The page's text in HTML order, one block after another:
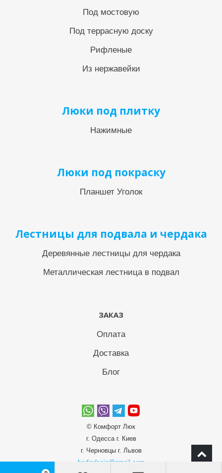
Под мостовую
Под террасную доску
Рифленые
Из нержавейки
Люки под плитку
Нажимные
Люки под покраску
Планшет Уголок
Лестницы для подвала и чердака
Деревянные лестницы для чердака
Металлическая лестница в подвал
ЗАКАЗ
Оплата
Доставка
Блог
© Комфорт Люк
г. Одесcа г. Киев
г. Черновцы г. Львов
bodiadeeja@gmail.com